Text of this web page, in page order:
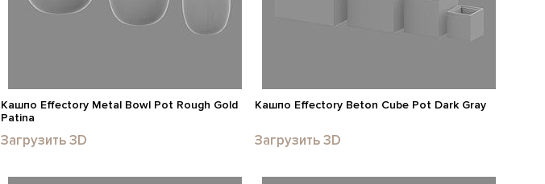
Кашпо Effectory Metal Bowl Pot Rough Gold
Patina
Загрузить 3D
Кашпо Effectory Beton Cube Pot Dark Gray
Загрузить 3D